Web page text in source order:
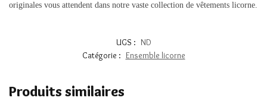
originales vous attendent dans notre vaste collection de vêtements licorne.
UGS : ND
Catégorie : Ensemble licorne
Produits similaires